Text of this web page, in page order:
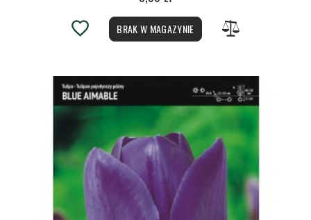
BRAK W MAGAZYNIE